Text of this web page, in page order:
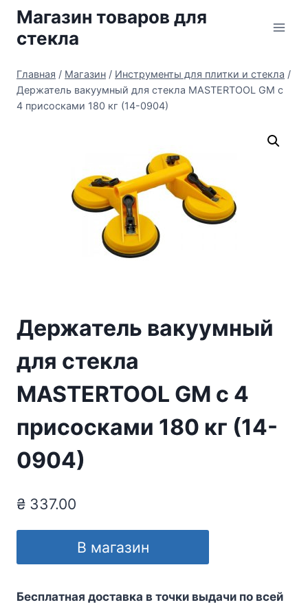
Перейти
содержимому
Магазин товаров для
стекла
Главная / Магазин / Инструменты для плитки и стекла /
Держатель вакуумный для стекла MASTERTOOL GM с
4 присосками 180 кг (14-0904)
Держатель вакуумный
для стекла
MASTERTOOL GM с 4
присосками 180 кг (14-
0904)
₴ 337.00
В магазин
Бесплатная доставка в точки выдачи по всей